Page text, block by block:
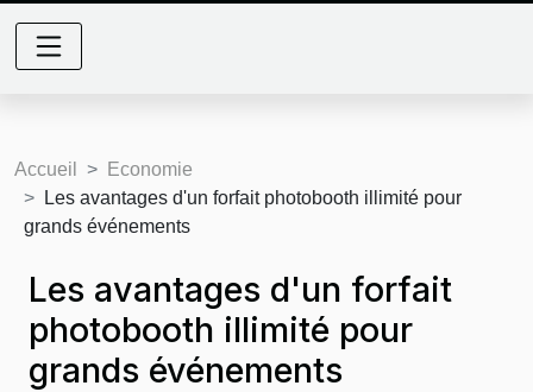
Accueil
Economie
Les avantages d'un forfait photobooth illimité pour
grands événements
Les avantages d'un forfait
photobooth illimité pour
grands événements